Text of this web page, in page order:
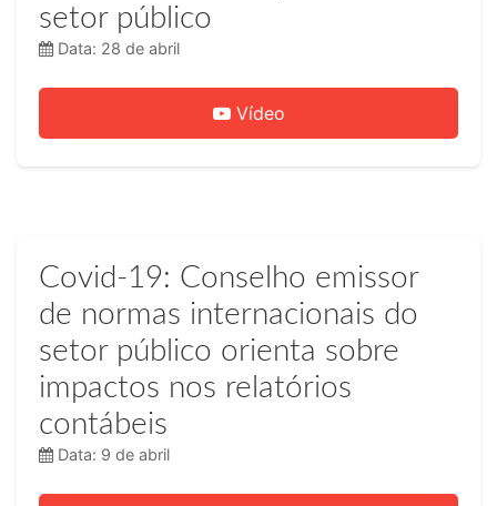
setor público
Data: 28 de abril
Vídeo
Covid-19: Conselho emissor
de normas internacionais do
setor público orienta sobre
impactos nos relatórios
contábeis
Data: 9 de abril